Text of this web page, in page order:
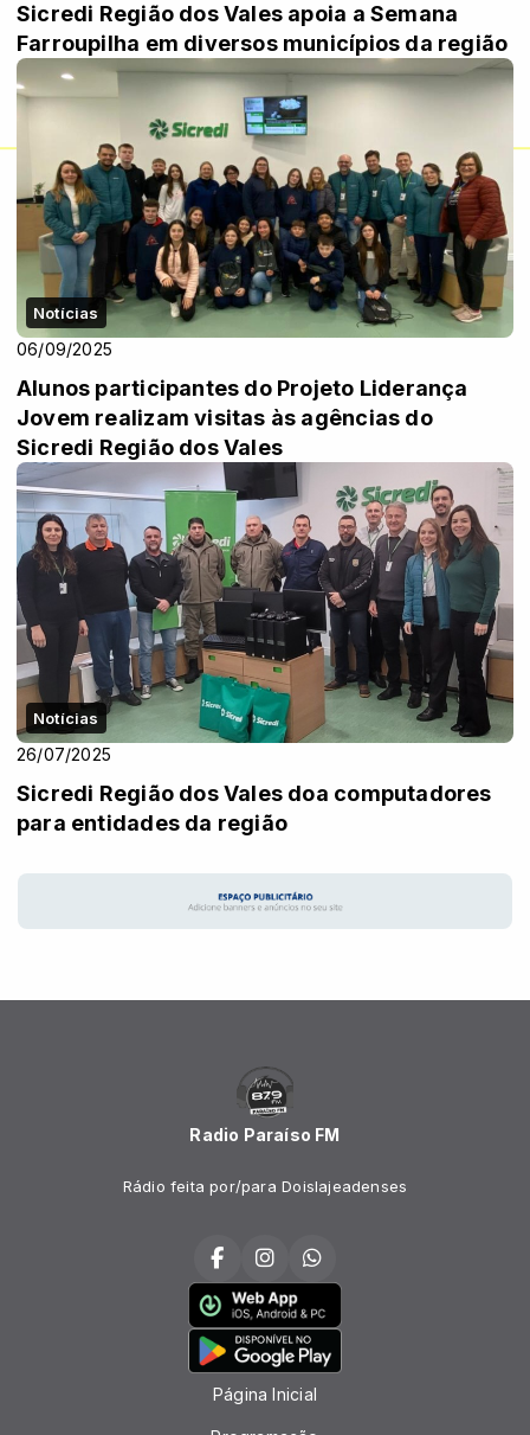
Sicredi Região dos Vales apoia a Semana
Farroupilha em diversos municípios da região
Notícias
06/09/2025
Alunos participantes do Projeto Liderança
Jovem realizam visitas às agências do
Sicredi Região dos Vales
Notícias
26/07/2025
Sicredi Região dos Vales doa computadores
para entidades da região
Radio Paraíso FM
Rádio feita por/para Doislajeadenses
Página Inicial